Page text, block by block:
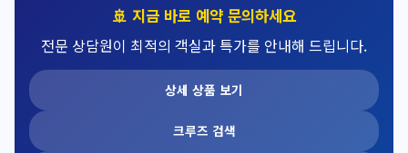
🚢 지금 바로 예약 문의하세요
전문 상담원이 최적의 객실과 특가를 안내해 드립니다.
상세 상품 보기
크루즈 검색